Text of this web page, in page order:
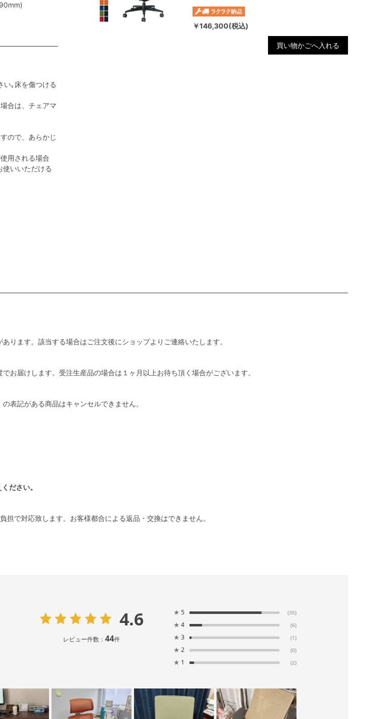
い｡床を傷つける
合は、チェアマ
ので、あらかじ
用される場合
いいただける
￥146,300(税込)
買い物かごへ入れる
ります。該当する場合はご注文後にショップよりご連絡いたします。
お届けします。受注生産品の場合は１ヶ月以上お待ち頂く場合がございます。
表記がある商品はキャンセルできません。
ださい。
で対応致します。お客様都合による返品・交換はできません。
4.6
レビュー件数： 44件
★ 5 (35)
★ 4 (6)
★ 3 (1)
★ 2 (0)
★ 1 (2)